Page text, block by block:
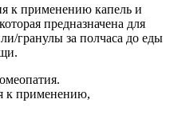
к применению капель и
предназначена для
гранулы за полчаса до еды